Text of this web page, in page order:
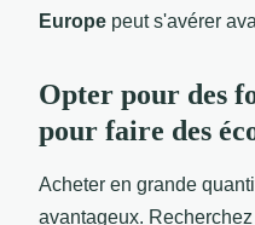
Europe peut s'avérer
Opter pour des
pour faire des
Acheter en grande
avantageux.